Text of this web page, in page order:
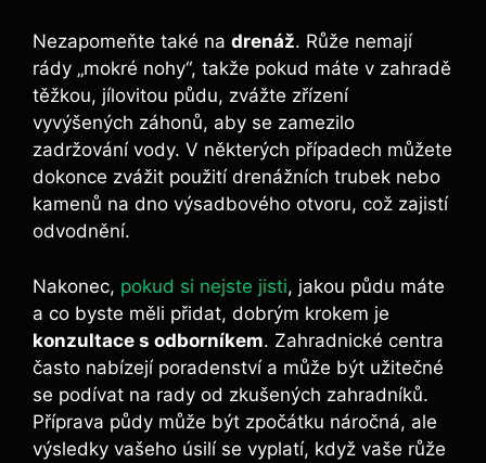
Nezapomeňte také na drenáž. ‌Růže ⁤nemají
rády „mokré nohy“, takže pokud máte⁢ v ‍zahradě
těžkou, ⁤jílovitou půdu, zvážte⁣ zřízení
vyvýšených‍ záhonů, aby se⁢ zamezilo
zadržování vody. V některých ‌případech‍ můžete
dokonce zvážit ‍použití drenážních trubek nebo
kamenů na dno výsadbového otvoru, což ⁣zajistí
odvodnění.
Nakonec, pokud‌ si nejste jisti,⁤ jakou ​půdu máte
a co‌ byste⁢ měli přidat, dobrým krokem je
konzultace s odborníkem. Zahradnické centra
často nabízejí poradenství⁣ a⁢ může být‌ užitečné
se podívat na rady od zkušených zahradníků.
Příprava půdy může být zpočátku náročná, ale
výsledky vašeho úsilí se vyplatí, když vaše ​růže